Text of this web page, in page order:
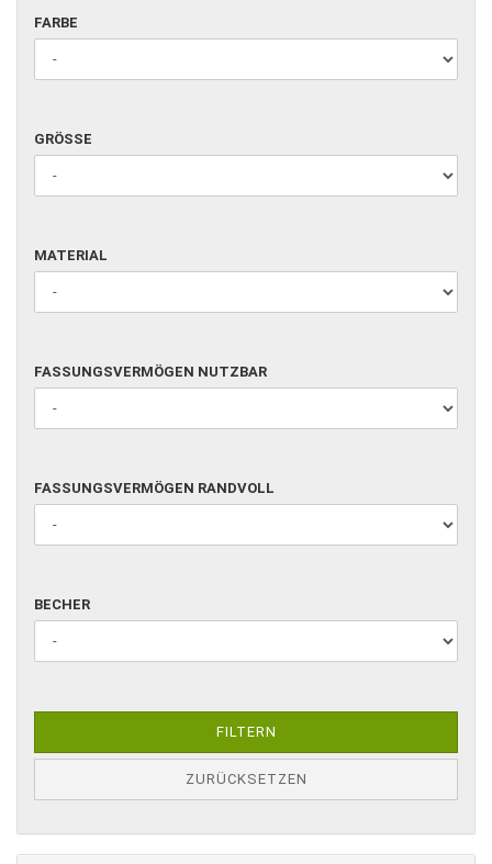
FARBE
FARBE
GRÖSSE
GRÖSSE
MATERIAL
MATERIAL
FASSUNGSVERMÖGEN
NUTZBAR
FASSUNGSVERMÖGEN NUTZBAR
FASSUNGSVERMÖGEN
RANDVOLL
FASSUNGSVERMÖGEN RANDVOLL
BECHER
BECHER
FILTERN
ZURÜCKSETZEN